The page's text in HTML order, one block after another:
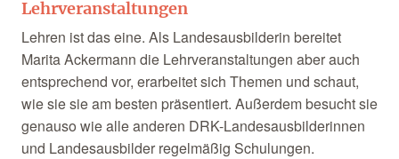
Lehrveranstaltungen
Lehren ist das eine. Als Landesausbilderin bereitet
Marita Ackermann die Lehrveranstaltungen aber auch
entsprechend vor, erarbeitet sich Themen und schaut,
wie sie sie am besten präsentiert. Außerdem besucht sie
genauso wie alle anderen DRK-Landesausbilderinnen
und Landesausbilder regelmäßig Schulungen.